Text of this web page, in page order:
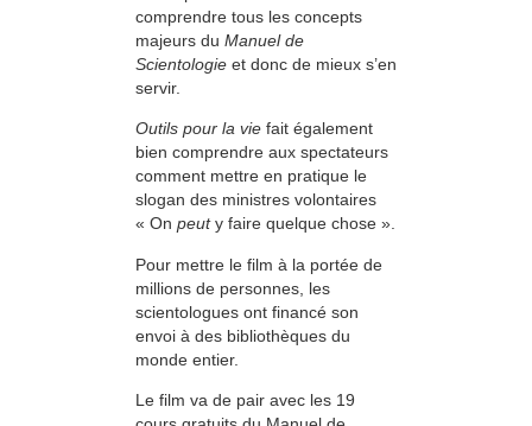
comprendre tous les concepts
majeurs du Manuel de
Scientologie et donc de mieux s’en
servir.
Outils pour la vie fait également
bien comprendre aux spectateurs
comment mettre en pratique le
slogan des ministres volontaires
« On peuty faire quelque chose ».
Pour mettre le film à la portée de
millions de personnes, les
scientologues ont financé son
envoi à des bibliothèques du
monde entier.
Le film va de pair avec les 19